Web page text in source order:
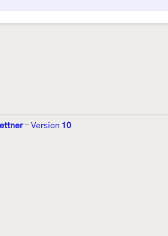
- Version 10